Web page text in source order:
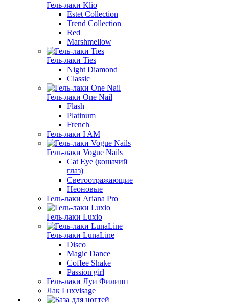
Гель-лаки Klio
Estet Collection
Trend Collection
Red
Marshmellow
Гель-лаки Ties
Night Diamond
Classic
Гель-лаки One Nail
Flash
Platinum
French
Гель-лаки I AM
Гель-лаки Vogue Nails
Cat Eye (кошачий
глаз)
Светоотражающие
Неоновые
Гель-лаки Ariana Pro
Гель-лаки Luxio
Гель-лаки LunaLine
Disco
Magic Dance
Coffee Shake
Passion girl
Гель-лаки Луи Филипп
Лак Luxvisage